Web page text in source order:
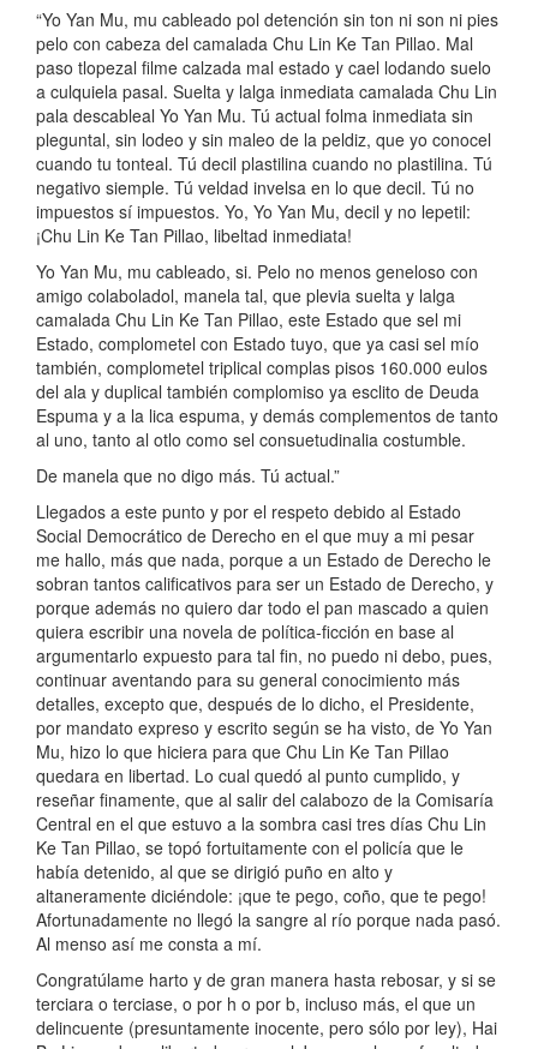
“Yo Yan Mu, mu cableado pol detención sin ton ni son ni pies
pelo con cabeza del camalada Chu Lin Ke Tan Pillao. Mal
paso tlopezal filme calzada mal estado y cael lodando suelo
a culquiela pasal. Suelta y lalga inmediata camalada Chu Lin
pala descableal Yo Yan Mu. Tú actual folma inmediata sin
pleguntal, sin lodeo y sin maleo de la peldiz, que yo conocel
cuando tu tonteal. Tú decil plastilina cuando no plastilina. Tú
negativo siemple. Tú veldad invelsa en lo que decil. Tú no
impuestos sí impuestos. Yo, Yo Yan Mu, decil y no lepetil:
¡Chu Lin Ke Tan Pillao, libeltad inmediata!
Yo Yan Mu, mu cableado, si. Pelo no menos geneloso con
amigo colaboladol, manela tal, que plevia suelta y lalga
camalada Chu Lin Ke Tan Pillao, este Estado que sel mi
Estado, complometel con Estado tuyo, que ya casi sel mío
también, complometel triplical complas pisos 160.000 eulos
del ala y duplical también complomiso ya esclito de Deuda
Espuma y a la lica espuma, y demás complementos de tanto
al uno, tanto al otlo como sel consuetudinalia costumble.
De manela que no digo más. Tú actual.”
Llegados a este punto y por el respeto debido al Estado
Social Democrático de Derecho en el que muy a mi pesar
me hallo, más que nada, porque a un Estado de Derecho le
sobran tantos calificativos para ser un Estado de Derecho, y
porque además no quiero dar todo el pan mascado a quien
quiera escribir una novela de política-ficción en base al
argumentarlo expuesto para tal fin, no puedo ni debo, pues,
continuar aventando para su general conocimiento más
detalles, excepto que, después de lo dicho, el Presidente,
por mandato expreso y escrito según se ha visto, de Yo Yan
Mu, hizo lo que hiciera para que Chu Lin Ke Tan Pillao
quedara en libertad. Lo cual quedó al punto cumplido, y
reseñar finamente, que al salir del calabozo de la Comisaría
Central en el que estuvo a la sombra casi tres días Chu Lin
Ke Tan Pillao, se topó fortuitamente con el policía que le
había detenido, al que se dirigió puño en alto y
altaneramente diciéndole: ¡que te pego, coño, que te pego!
Afortunadamente no llegó la sangre al río porque nada pasó.
Al menso así me consta a mí.
Congratúlame harto y de gran manera hasta rebosar, y si se
terciara o terciase, o por h o por b, incluso más, el que un
delincuente (presuntamente inocente, pero sólo por ley), Hai